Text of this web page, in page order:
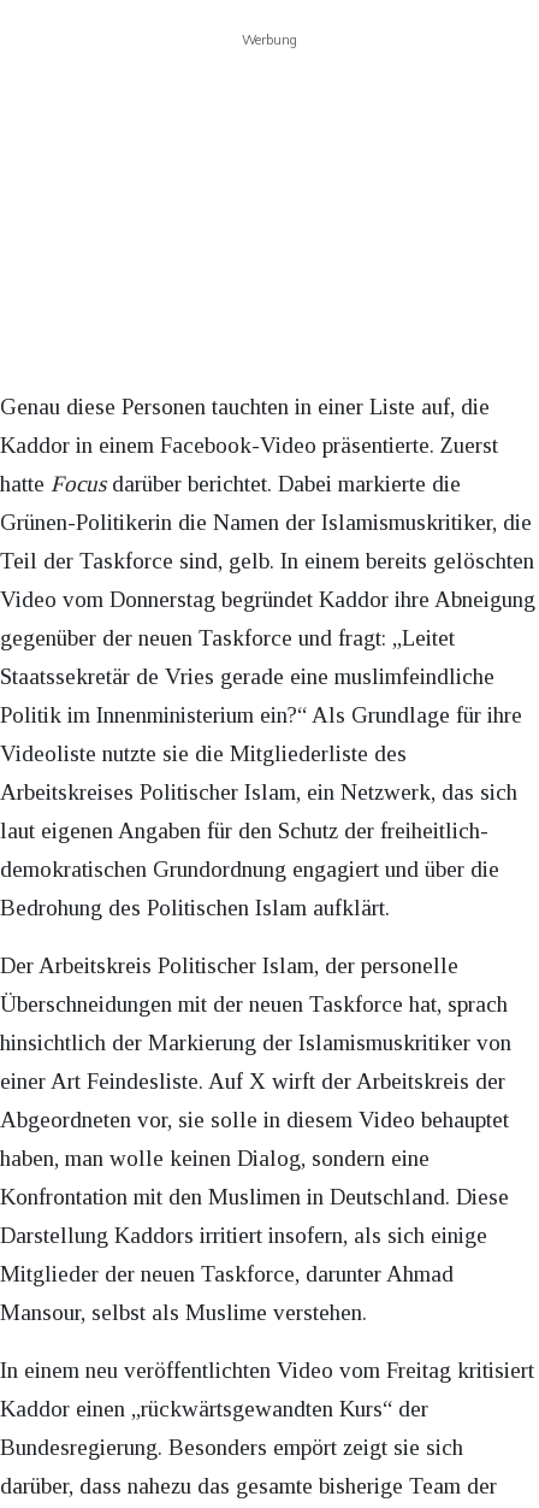
Werbung
Genau diese Personen tauchten in einer Liste auf, die
Kaddor in einem Facebook-Video präsentierte. Zuerst
hatte Focusdarüber berichtet. Dabei markierte die
Grünen-Politikerin die Namen der Islamismuskritiker, die
Teil der Taskforce sind, gelb. In einem bereits gelöschten
Video vom Donnerstag begründet Kaddor ihre Abneigung
gegenüber der neuen Taskforce und fragt: „Leitet
Staatssekretär de Vries gerade eine muslimfeindliche
Politik im Innenministerium ein?“ Als Grundlage für ihre
Videoliste nutzte sie die Mitgliederliste des
Arbeitskreises Politischer Islam, ein Netzwerk, das sich
laut eigenen Angaben für den Schutz der freiheitlich-
demokratischen Grundordnung engagiert und über die
Bedrohung des Politischen Islam aufklärt.
Der Arbeitskreis Politischer Islam, der personelle
Überschneidungen mit der neuen Taskforce hat, sprach
hinsichtlich der Markierung der Islamismuskritiker von
einer Art Feindesliste. Auf X wirft der Arbeitskreis der
Abgeordneten vor, sie solle in diesem Video behauptet
haben, man wolle keinen Dialog, sondern eine
Konfrontation mit den Muslimen in Deutschland. Diese
Darstellung Kaddors irritiert insofern, als sich einige
Mitglieder der neuen Taskforce, darunter Ahmad
Mansour, selbst als Muslime verstehen.
In einem neu veröffentlichten Video vom Freitag kritisiert
Kaddor einen „rückwärtsgewandten Kurs“ der
Bundesregierung. Besonders empört zeigt sie sich
darüber, dass nahezu das gesamte bisherige Team der